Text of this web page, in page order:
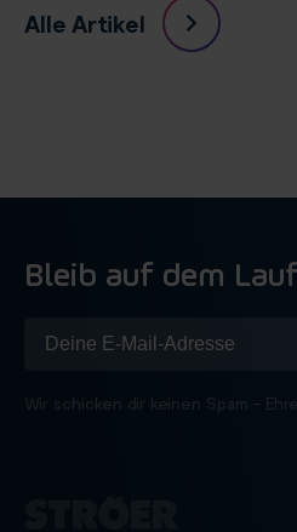
Alle Artikel
Bleib auf dem
Wir schicken dir keinen Spam –